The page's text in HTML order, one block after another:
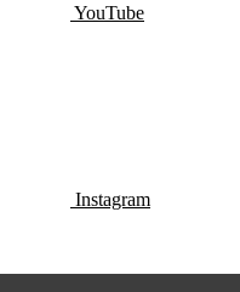
YouTube
Instagram